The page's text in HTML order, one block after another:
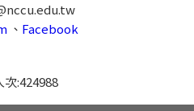
、 Facebook
次:424988